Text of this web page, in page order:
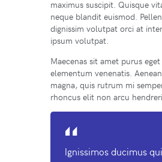
maximus suscipit. Quisque
neque blandit euismod.
dignissim volutpat orci at
ipsum volutpat.
Maecenas sit amet purus
elementum venenatis.
magna, quis rutrum mi
rhoncus elit non arcu
Ignissimos ducimus